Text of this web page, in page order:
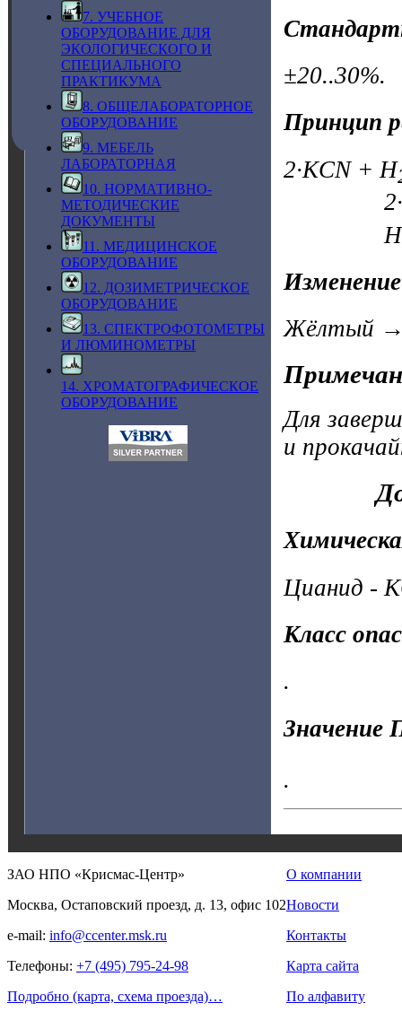
7. УЧЕБНОЕ
ОБОРУДОВАНИЕ ДЛЯ
ЭКОЛОГИЧЕСКОГО И
СПЕЦИАЛЬНОГО
ПРАКТИКУМА
8. ОБЩЕЛАБОРАТОРНОЕ
ОБОРУДОВАНИЕ
9. МЕБЕЛЬ
ЛАБОРАТОРНАЯ
10. НОРМАТИВНО-
МЕТОДИЧЕСКИЕ
ДОКУМЕНТЫ
11. МЕДИЦИНСКОЕ
ОБОРУДОВАНИЕ
12. ДОЗИМЕТРИЧЕСКОЕ
ОБОРУДОВАНИЕ
13. СПЕКТРОФОТОМЕТРЫ
И ЛЮМИНОМЕТРЫ
14. ХРОМАТОГРАФИЧЕСКОЕ
ОБОРУДОВАНИЕ
±20..30%.
Принцип
2·KCN + H
HCl +
Жёлтый →
Для
и
Цианид -
Класс
.
Значение
.
ЗАО НПО «Крисмас-Центр»
Москва, Остаповский проезд, д. 13, офис 102
e-mail: info@ccenter.msk.ru
Телефоны: +7 (495) 795-24-98
Подробно (карта, схема проезда)…
О компании
Новости
Контакты
Карта сайта
По алфавиту